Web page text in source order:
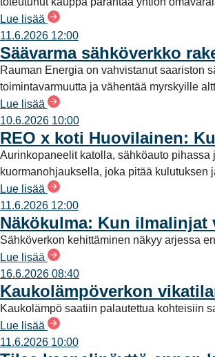
Lue lisää
11.6.2026 12:00
Säävarma sähköverkko
Rauman Energia on vahvistanut saariston
toimintavarmuutta ja vähentää myrskyille
Lue lisää
10.6.2026 10:00
REO x koti Huovilainen:
Aurinkopaneelit katolla, sähköauto
kuormanohjauksella, joka pitää kulutuksen
Lue lisää
11.6.2026 12:00
Näkökulma: Kun ilmalinjat
Sähköverkon kehittäminen näkyy arjessa
Lue lisää
16.6.2026 08:40
Kaukolämpöverkon
Kaukolämpö saatiin palautettua kohteisiin
Lue lisää
11.6.2026 10:00